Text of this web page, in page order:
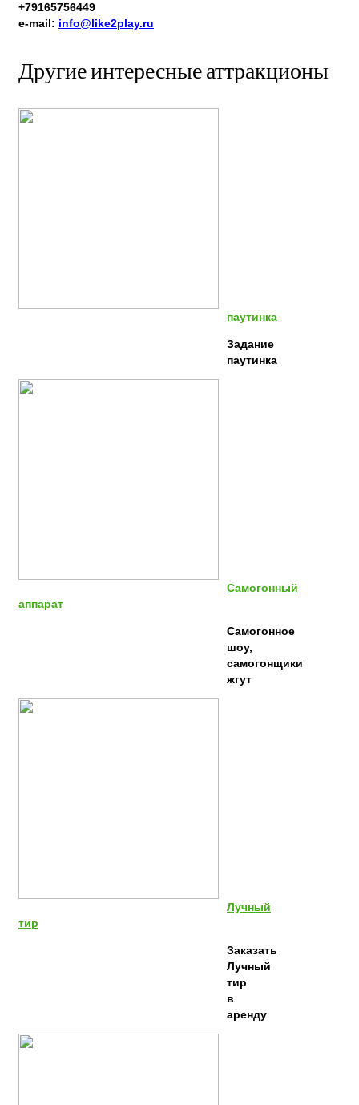
+79165756449
e-mail: info@like2play.ru
Другие интересные аттракционы
паутинка
Задание
паутинка
Самогонный
аппарат
Самогонное
шоу,
самогонщики
жгут
Лучный
тир
Заказать
Лучный
тир
в
аренду